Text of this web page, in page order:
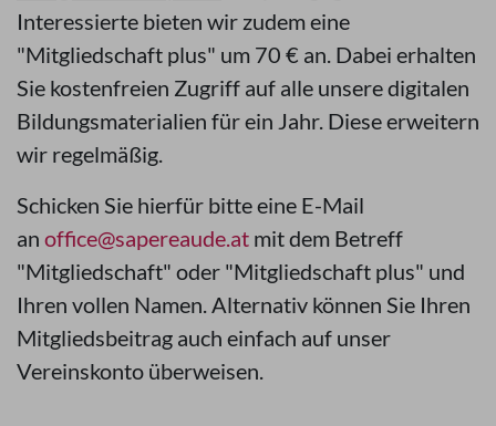
Interessierte bieten wir zudem eine
"Mitgliedschaft plus" um 70 € an. Dabei erhalten
Sie kostenfreien Zugriff auf alle unsere digitalen
Bildungsmaterialien für ein Jahr. Diese erweitern
wir regelmäßig.
Schicken Sie hierfür bitte eine E-Mail
an office@sapereaude.at mit dem Betreff
"Mitgliedschaft" oder "Mitgliedschaft plus" und
Ihren vollen Namen. Alternativ können Sie Ihren
Mitgliedsbeitrag auch einfach auf unser
Vereinskonto überweisen.